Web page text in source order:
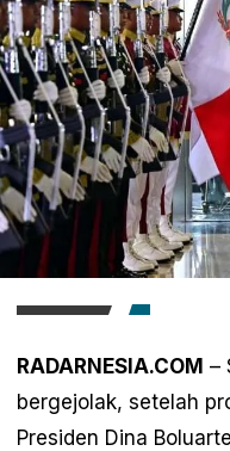
RADARNESIA.COM –
bergejolak, setelah
Presiden Dina